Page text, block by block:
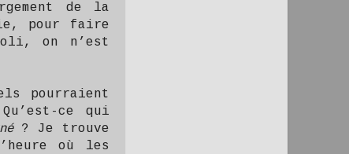
de la
pour faire
on n’est
pourraient
ce qui
? Je trouve
où les